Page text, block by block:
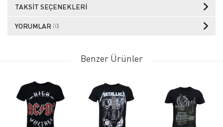
TAKSIT SEÇENEKLERI
YORUMLAR (0)
Benzer Ürünler